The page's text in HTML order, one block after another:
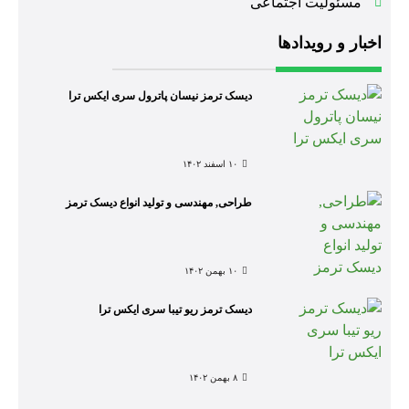
اخبار و رویدادها
دیسک ترمز نیسان پاترول سری ایکس ترا
۱۰ اسفند ۱۴۰۲
طراحی, مهندسی و تولید انواع دیسک ترمز
۱۰ بهمن ۱۴۰۲
دیسک ترمز ریو تیبا سری ایکس ترا
۸ بهمن ۱۴۰۲